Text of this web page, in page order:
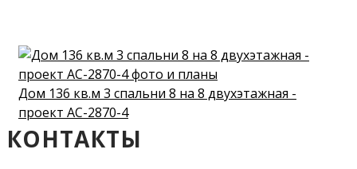
Дом 136 кв.м 3 спальни 8 на 8 двухэтажная -
проект АС-2870-4
КОНТАКТЫ